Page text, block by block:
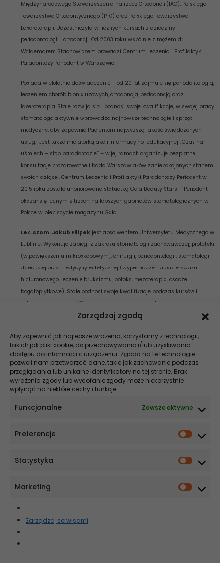
Zarządzaj zgodą
Aby zapewnić jak najlepsze wrażenia, korzystamy z technologii,
takich jak pliki cookie, do przechowywania i/lub uzyskiwania
dostępu do informacji o urządzeniu. Zgoda na te technologie
pozwoli nam przetwarzać dane, takie jak zachowanie podczas
przeglądania lub unikalne identyfikatory na tej stronie. Brak
wyrażenia zgody lub wycofanie zgody może niekorzystnie
wpłynąć na niektóre cechy i funkcje.
Funkcjonalne Zawsze aktywne
Preferencje
Statystyka
Marketing
Zarządzaj serwisami
Międzynarodowego Stowarzyszenia na rzecz Ortodoncji (IAO), Polskiego
Towarzystwa Ortodontycznego (PTO) oraz Polskiego Towarzystwa
Laseroterapii. Uczestniczyła w licznych kursach z dziedziny
periodontologii i ortodoncji. Od 2003 roku wspólnie z mężem dr
Waldemarem Stachowiczem prowadzi Centrum Leczenia i Profilaktyki
Paradontozy Periodent w Warszawie.
Posiada wieloletnie doświadczenie – od 20 lat zajmuje się periodontologią,
leczeniem chorób błon śluzowych, ortodoncją, pedodoncją oraz
laseroterapią. Stale rozwija się i podnosi swoje kwalifikacje, w swojej pracy
stomatologa aktywnie wprowadza najnowsze technologie i sprzęt
medyczny, aby zapewnić Pacjentom najwyższą jakość świadczonych
usług. Jest także inicjatorką akcji informacyjno-edukacyjnej „Czas na
uśmiech – stop paradontozie” – w jej ramach organizuje bezpłatne
konsultacje prozdrowotne i bada Warszawiaków zaniepokojonych stanem
swoich dziąseł. Centrum Leczenia i Profilaktyki Paradontozy Periodent w
2015 roku zostało uhonorowane statuetką Gala Beauty Stars – Periodent
okazał się jednym z trzech najlepszych gabinetów stomatologicznych w
Polsce w plebiscycie magazynu Gala.
Lek. stom. Jakub Filipek jest absolwentem Uniwersytetu Medycznego w
Lublinie. Wykonuje zabiegi z zakresu stomatologii zachowawczej, protetyki
(w powiększeniu mikroskopowym), chirurgii, periodontologii, stomatologii
dziecięcej oraz medycyny estetycznej (wypełniacze na bazie kwasu
hialuronowego, leczenie bruksizmu, botoks, mezoterapia, osocze
bogatopłytkowe). Stale podnosi swoje kwalifikacje podczas kursów i
szkoleń zawodowych. W swojej pracy skupia się na bezbolesnym i
bezstresowym przebiegu wizyty, dobrym kontakcie z pacjentem oraz na
Szukaj
Stomatologia NEWS
w stomatologii
Ekonomia i ergonomia w nowoczesnej implantologii. Dlaczego
systemy MIS są optymalnym wyborem dla praktyki nastawionej na
Czy szczoteczka soniczna sprawdzi się u osób starszych?
Newsletter